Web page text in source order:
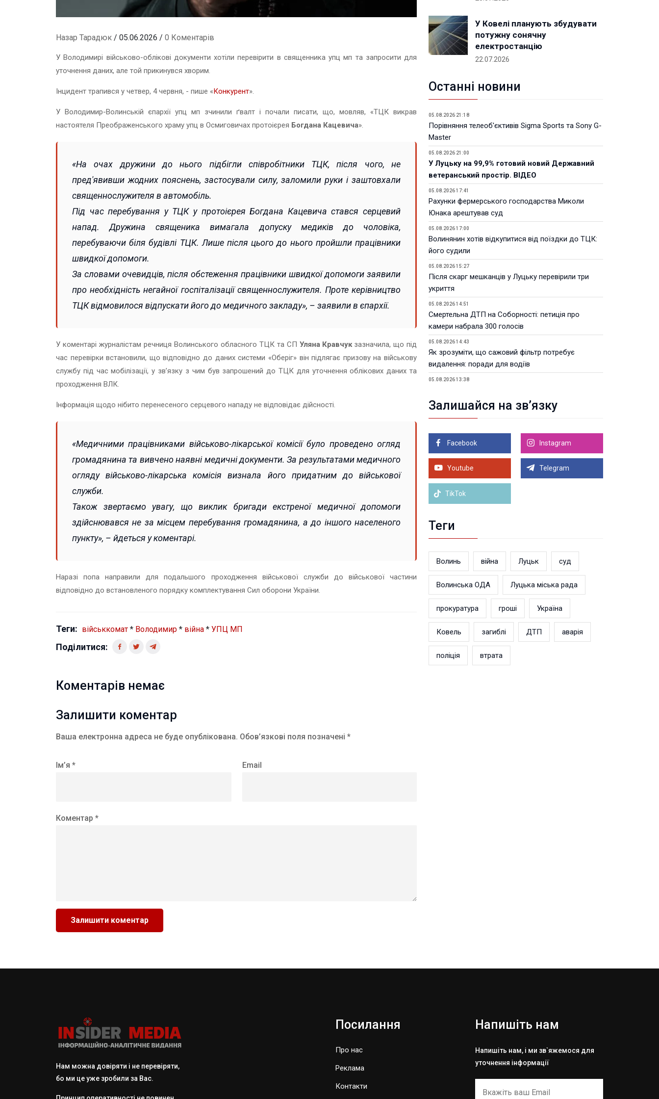
Назар Тарадюк / 05.06.2026 / 0 Коментарів
У Володимирі військово-облікові документи хотіли перевірити в священника упц мп та запросити для
уточнення даних, але той прикинувся хворим.
Інцидент трапився у четвер, 4 червня, - пише «Конкурент».
У Володимир-Волинській єпархії упц мп зчинили ґвалт і почали писати, що, мовляв, «ТЦК викрав
настоятеля Преображенського храму упц в Осмиговичах протоієрея Богдана Кацевича».
«На очах дружини до нього підбігли співробітники ТЦК, після чого, не
пред'явивши жодних пояснень, застосували силу, заломили руки і заштовхали
священнослужителя в автомобіль.
Під час перебування у ТЦК у протоієрея Богдана Кацевича стався серцевий
напад. Дружина священика вимагала допуску медиків до чоловіка,
перебуваючи біля будівлі ТЦК. Лише після цього до нього пройшли працівники
швидкої допомоги.
За словами очевидців, після обстеження працівники швидкої допомоги заявили
про необхідність негайної госпіталізації священнослужителя. Проте керівництво
ТЦК відмовилося відпускати його до медичного закладу», – заявили в єпархії.
У коментарі журналістам речниця Волинського обласного ТЦК та СП Уляна Кравчук зазначила, що під
час перевірки встановили, що відповідно до даних системи «Оберіг» він підлягає призову на військову
службу під час мобілізації, у зв’язку з чим був запрошений до ТЦК для уточнення облікових даних та
проходження ВЛК.
Інформація щодо нібито перенесеного серцевого нападу не відповідає дійсності.
«Медичними працівниками військово-лікарської комісії було проведено огляд
громадянина та вивчено наявні медичні документи. За результатами медичного
огляду військово-лікарська комісія визнала його придатним до військової
служби.
Також звертаємо увагу, що виклик бригади екстреної медичної допомоги
здійснювався не за місцем перебування громадянина, а до іншого населеного
пункту», – йдеться у коментарі.
Наразі попа направили для подальшого проходження військової служби до військової частини
відповідно до встановленого порядку комплектування Сил оборони України.
Теги: військкомат * Володимир * війна * УПЦ МП
Поділитися:
Коментарів немає
Залишити коментар
Ваша електронна адреса не буде опублікована. Обов’язкові поля позначені *
Ім’я * Email
Коментар *
У Ковелі планують збудувати
потужну сонячну
електростанцію
22.07.2026
Останні новини
05.08.2026 21:18
Порівняння телеоб'єктивів Sigma Sports та Sony G-
Master
05.08.2026 21:00
У Луцьку на 99,9% готовий новий Державний
ветеранський простір. ВІДЕО
05.08.2026 17:41
Рахунки фермерського господарства Миколи
Юнака арештував суд
05.08.2026 17:00
Волинянин хотів відкупитися від поїздки до ТЦК:
його судили
05.08.2026 15:27
Після скарг мешканців у Луцьку перевірили три
укриття
05.08.2026 14:51
Смертельна ДТП на Соборності: петиція про
камери набрала 300 голосів
05.08.2026 14:43
Як зрозуміти, що сажовий фільтр потребує
видалення: поради для водіїв
05.08.2026 13:38
питань безбар’єрності
05.08.2026 12:22
відшкодували 4,5 млн податків
05.08.2026 11:41
Волинянин у суді довів незаконність поновлення
на військовому обліку
Залишайся на зв’язку
Facebook Instagram
Youtube Telegram
TikTok
Теги
Волинь війна Луцьк суд
Волинська ОДА Луцька міська рада
прокуратура гроші Україна
Ковель загиблі ДТП аварія
поліція втрата
Нам можна довіряти і не перевіряти,
бо ми це уже зробили за Вас.
Посилання
Про нас
Реклама
Контакти
Напишіть нам
Напишіть нам, і ми зв`яжемося для
уточнення інформації